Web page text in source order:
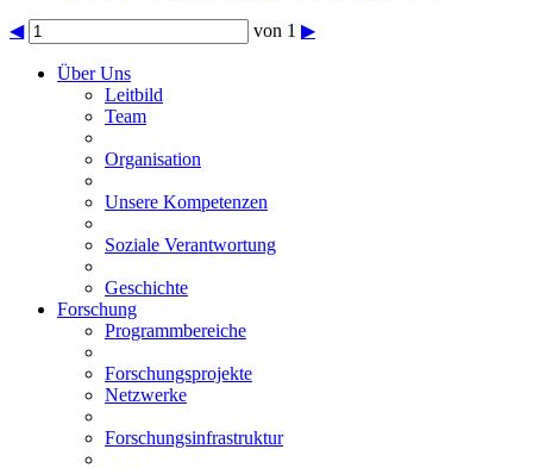
◀ von 1 ▶
Über Uns
Leitbild
Team
Organisation
Unsere Kompetenzen
Soziale Verantwortung
Geschichte
Forschung
Programmbereiche
Forschungsprojekte
Netzwerke
Forschungsinfrastruktur